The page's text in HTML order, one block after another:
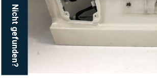
Nicht gefunden?